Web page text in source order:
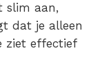
slim aan,
dat je alleen
ziet effectief